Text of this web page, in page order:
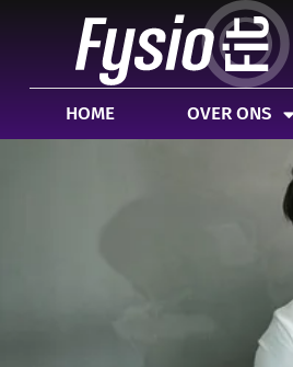
HOME OVER ONS
HOME OVER ONS